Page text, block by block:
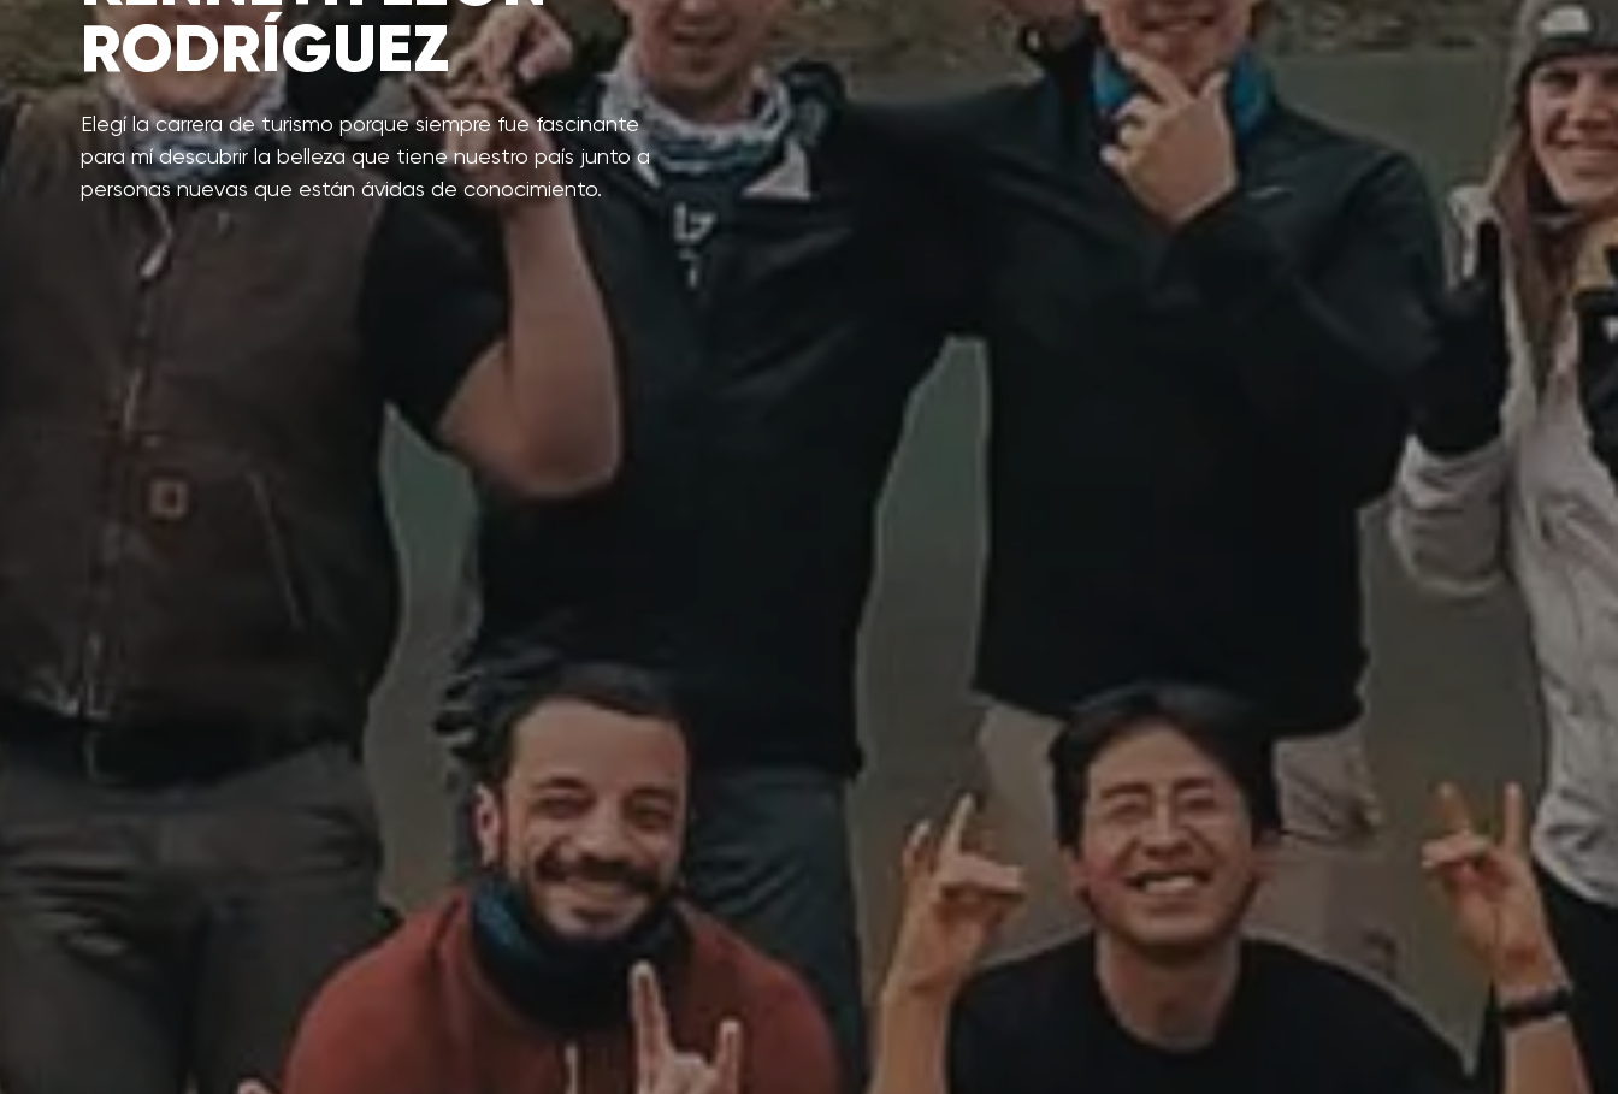
RODRÍGUEZ
Elegí la carrera de turismo porque siempre fue fascinante
para mí descubrir la belleza que tiene nuestro país junto a
personas nuevas que están ávidas de conocimiento.